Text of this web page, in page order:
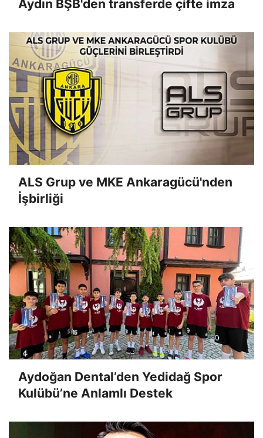
Aydın BŞB'den transferde çifte imza
ALS Grup ve MKE Ankaragücü'nden
İşbirliği
Aydoğan Dental’den Yedidağ Spor
Kulübü’ne Anlamlı Destek